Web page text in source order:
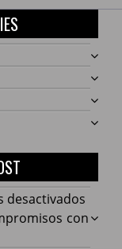
desactivados
con